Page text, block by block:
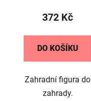
372 Kč
DO KOŠÍKU
Zahradní figura do
zahrady.